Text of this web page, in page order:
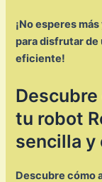
¡No esperes
para disfrutar de
eficiente!
tu robot
sencilla
Descubre cómo